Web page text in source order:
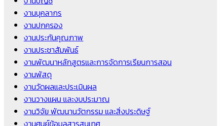
งานบุคลากร
งานปกครอง
งานประกันคุณภาพ
งานประชาสัมพันธ์
งานพัฒนาหลักสูตรและการจัดการเรียนการสอน
งานพัสดุ
งานวัดผลและประเมินผล
งานวางแผน และงบประมาณ
งานวิจัย พัฒนานวัตกรรม และสิ่งประดิษฐ์